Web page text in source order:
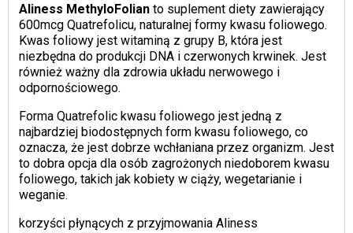
Aliness MethyloFolianto suplement diety zawierający
600mcg Quatrefolicu, naturalnej formy kwasu foliowego.
Kwas foliowy jest witaminą z grupy B, która jest
niezbędna do produkcji DNA i czerwonych krwinek. Jest
również ważny dla zdrowia układu nerwowego i
odpornościowego.
Forma Quatrefolic kwasu foliowego jest jedną z
najbardziej biodostępnych form kwasu foliowego, co
oznacza, że jest dobrze wchłaniana przez organizm. Jest
to dobra opcja dla osób zagrożonych niedoborem kwasu
foliowego, takich jak kobiety w ciąży, wegetarianie i
weganie.
korzyści płynących z przyjmowania Aliness